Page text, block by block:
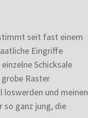
seit fast einem
Eingriffe
Schicksale
Raster
loswerden und meinen
so ganz jung, die